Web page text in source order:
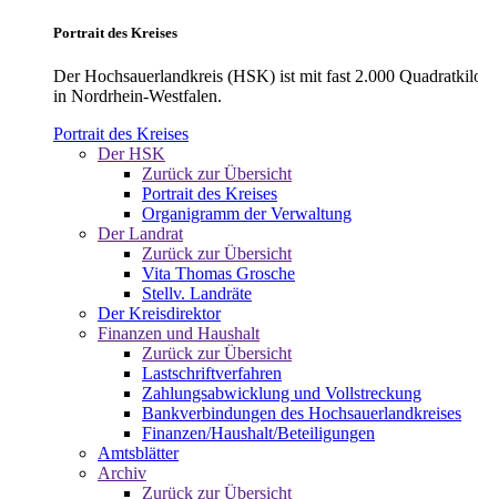
Portrait des Kreises
Der Hochsauerlandkreis (HSK) ist mit fast 2.000
in Nordrhein-Westfalen.
Portrait des Kreises
Der HSK
Zurück zur Übersicht
Portrait des Kreises
Organigramm der Verwaltung
Der Landrat
Zurück zur Übersicht
Vita Thomas Grosche
Stellv. Landräte
Der Kreisdirektor
Finanzen und Haushalt
Zurück zur Übersicht
Lastschriftverfahren
Zahlungsabwicklung und Vollstreckung
Bankverbindungen des Hochsauerlandkreises
Finanzen/Haushalt/Beteiligungen
Amtsblätter
Archiv
Zurück zur Übersicht